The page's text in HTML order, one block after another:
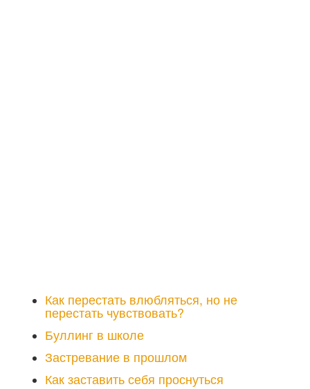
Как перестать влюбляться, но не
перестать чувствовать?
Буллинг в школе
Застревание в прошлом
Как заставить себя проснуться